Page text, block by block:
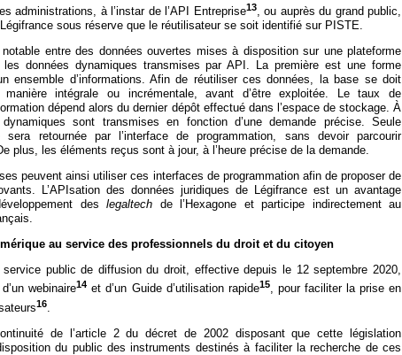
administrations, à l’instar de l’API Entreprise13, ou auprès du grand public,
sous réserve que le réutilisateur se soit identifié sur PISTE.
notable entre des données ouvertes mises à disposition sur une plateforme
données dynamiques transmises par API. La première est une forme
ensemble d’informations. Afin de réutiliser ces données, la base se doit
manière intégrale ou incrémentale, avant d’être exploitée. Le taux de
dépend alors du dernier dépôt effectué dans l’espace de stockage. À
dynamiques sont transmises en fonction d’une demande précise. Seule
sera retournée par l’interface de programmation, sans devoir parcourir
plus, les éléments reçus sont à jour, à l’heure précise de la demande.
peuvent ainsi utiliser ces interfaces de programmation afin de proposer de
L’APIsation des données juridiques de Légifrance est un avantage
deslegaltech de l’Hexagone et participe indirectement au
au service des professionnels du droit et du citoyen
public de diffusion du droit, effective depuis le 12 septembre 2020,
webinaire14 et d’un Guide d’utilisation rapide15, pour faciliter la prise en
16
de l’article 2 du décret de 2002 disposant que cette législation
du public des instruments destinés à faciliter la recherche de ces